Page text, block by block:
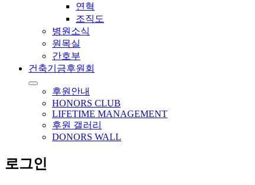
연혁
조직도
병원소식
원목실
간호부
건축기금후원회
후원안내
HONORS CLUB
LIFETIME MANAGEMENT
후원 갤러리
DONORS WALL
로그인